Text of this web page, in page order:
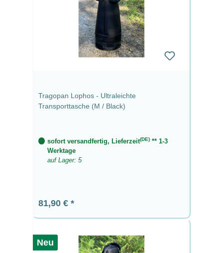
Tragopan Lophos - Ultraleichte
Transporttasche (M / Black)
sofort versandfertig, Lieferzeit(DE)** 1-3
Werktage
auf Lager: 5
Regulärer Preis:
81,90 €
Neu